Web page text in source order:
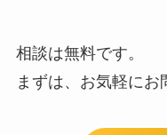
相談は無料です。
まずは、お気軽にお